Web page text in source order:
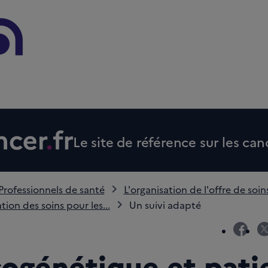
Le site de référence sur les
de santé
L'organisation de l'offre de
des soins pour les...
Un suivi adapté